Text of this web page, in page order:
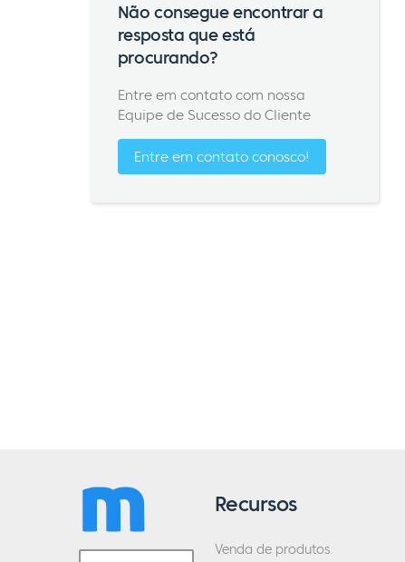
Não consegue encontrar a
resposta que está
procurando?
Entre em contato com nossa
Equipe de Sucesso do Cliente
Entre em contato conosco!
Recursos
Venda de produtos